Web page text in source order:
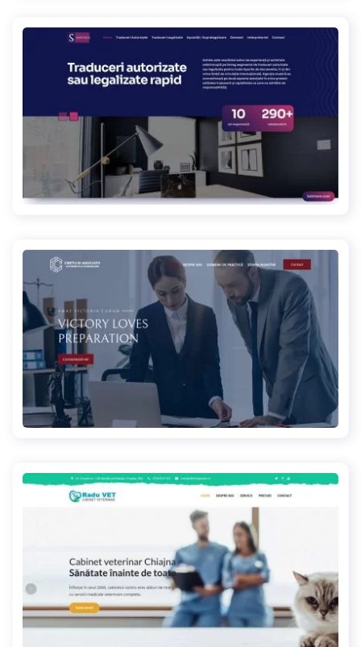
sofisio.ro
vmbp.ro
chiajnavet.ro